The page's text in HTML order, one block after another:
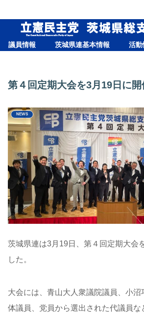
議員情報 茨城県連基本情報 活動
第４回定期大会を3月19日に
NEWS
茨城県連は3月19日、第４回定期大会
した。
大会には、青山大人衆議院議員、小
体議員、党員から選出された代議員な